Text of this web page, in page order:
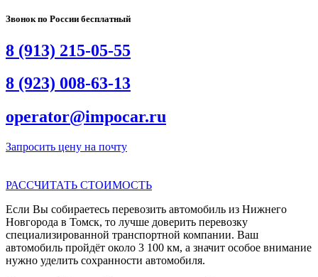
Звонок по России бесплатный
8 (913) 215-05-55
8 (923) 008-63-13
operator@impocar.ru
Запросить цену на почту
РАССЧИТАТЬ СТОИМОСТЬ
Если Вы собираетесь перевозить автомобиль из Нижнего
Новгорода в Томск, то лучше доверить перевозку
специализированной транспортной компании. Ваш
автомобиль пройдёт около 3 100 км, а значит особое внимание
нужно уделить сохранности автомобиля.